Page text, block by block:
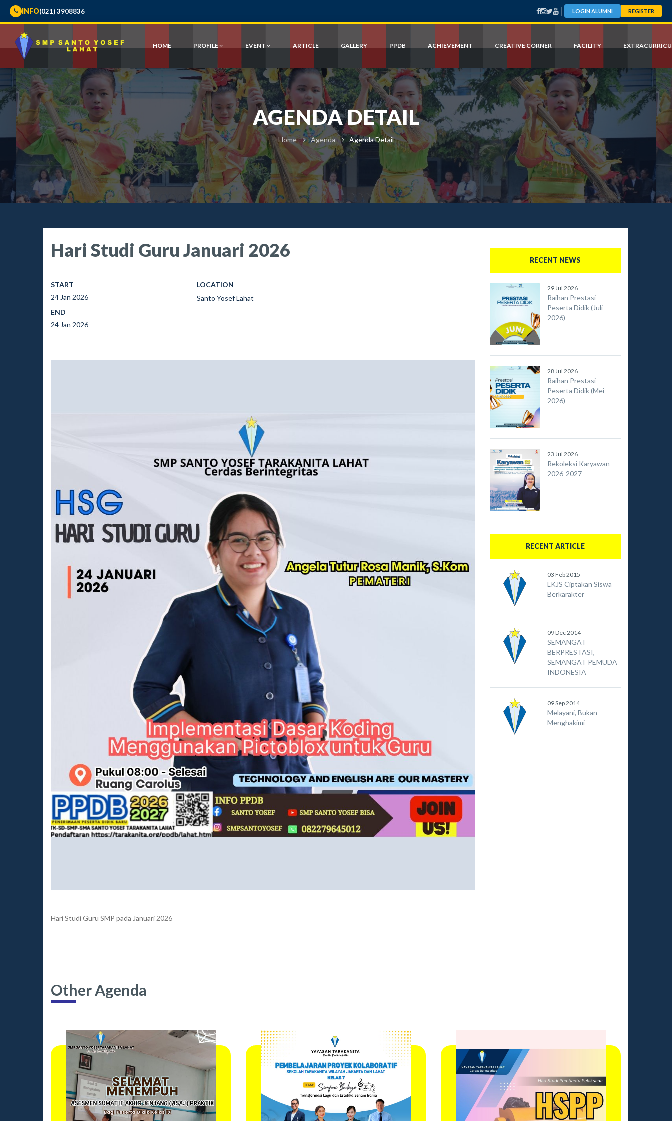
INFO(021) 3908836 LOGIN ALUMNI REGISTER
HOME PROFILE EVENT ARTICLE GALLERY PPDB ACHIEVEMENT CREATIVE CORNER FACILITY
AGENDA DETAIL
Home Agenda Agenda Detail
Hari Studi Guru Januari 2026
START
24 Jan 2026
END
24 Jan 2026
LOCATION
Santo Yosef Lahat
Hari Studi Guru SMP pada Januari 2026
RECENT NEWS
29 Jul 2026
Raihan Prestasi
Peserta Didik (Juli
2026)
28 Jul 2026
Raihan Prestasi
Peserta Didik (Mei
2026)
23 Jul 2026
Rekoleksi Karyawan
2026-2027
RECENT ARTICLE
03 Feb 2015
LKJS Ciptakan Siswa
Berkarakter
09 Dec 2014
SEMANGAT
BERPRESTASI,
SEMANGAT PEMUDA
INDONESIA
09 Sep 2014
Melayani, Bukan
Menghakimi
Other Agenda